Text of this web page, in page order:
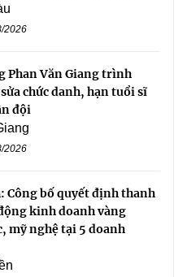
2026
Phan Văn Giang trình
chức danh, hạn tuổi sĩ
đội
2026
Công bố quyết định thanh
kinh doanh vàng
mỹ nghệ tại 5 doanh